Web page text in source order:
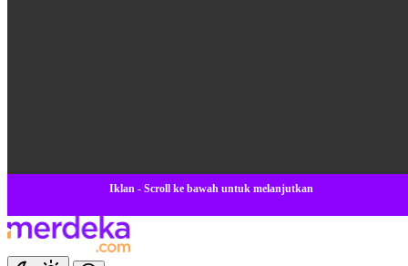
Iklan - Scroll ke bawah untuk melanjutkan